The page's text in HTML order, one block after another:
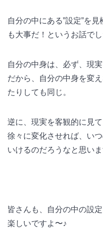
自分の中にある”設定”を
も大事だ！というお話でし
自分の中身は、必ず、現
だから、自分の中身を変
たりしても同じ。
逆に、現実を客観的に見
徐々に変化させれば、い
いけるのだろうなと思いま
皆さんも、自分の中の設
楽しいですよ〜♪